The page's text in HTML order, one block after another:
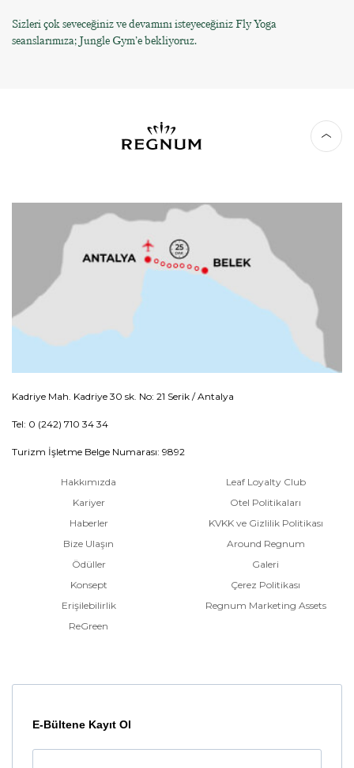
Sizleri çok seveceğiniz ve devamını isteyeceğiniz Fly Yoga
seanslarımıza; Jungle Gym’e bekliyoruz.
Kadriye Mah. Kadriye 30 sk. No: 21 Serik / Antalya
Tel: 0 (242) 710 34 34
Turizm İşletme Belge Numarası: 9892
Hakkımızda
Kariyer
Haberler
Bize Ulaşın
Ödüller
Konsept
Erişilebilirlik
ReGreen
Leaf Loyalty Club
Otel Politikaları
KVKK ve Gizlilik Politikası
Around Regnum
Galeri
Çerez Politikası
Regnum Marketing Assets
E-Bültene Kayıt Ol